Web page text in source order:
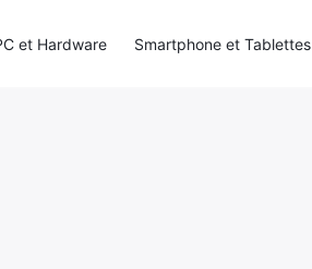
et Hardware Smartphone et Tablettes